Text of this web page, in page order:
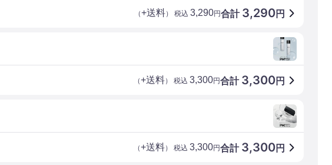
合計 3,290円
（+送料） 税込 3,290円
合計 3,300円
（+送料） 税込 3,300円
合計 3,300円
（+送料） 税込 3,300円